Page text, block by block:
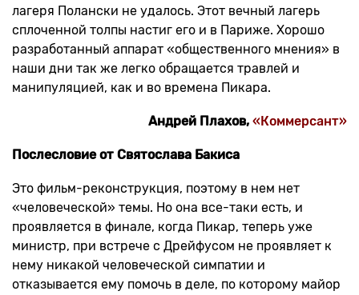
лагеря Полански не удалось. Этот вечный лагерь
сплоченной толпы настиг его и в Париже. Хорошо
разработанный аппарат «общественного мнения» в
наши дни так же легко обращается травлей и
манипуляцией, как и во времена Пикара.
Андрей Плахов, «Коммерсант»
Послесловие от Святослава Бакиса
Это фильм-реконструкция, поэтому в нем нет
«человеческой» темы. Но она все-таки есть, и
проявляется в финале, когда Пикар, теперь уже
министр, при встрече с Дрейфусом не проявляет к
нему никакой человеческой симпатии и
отказывается ему помочь в деле, по которому майор